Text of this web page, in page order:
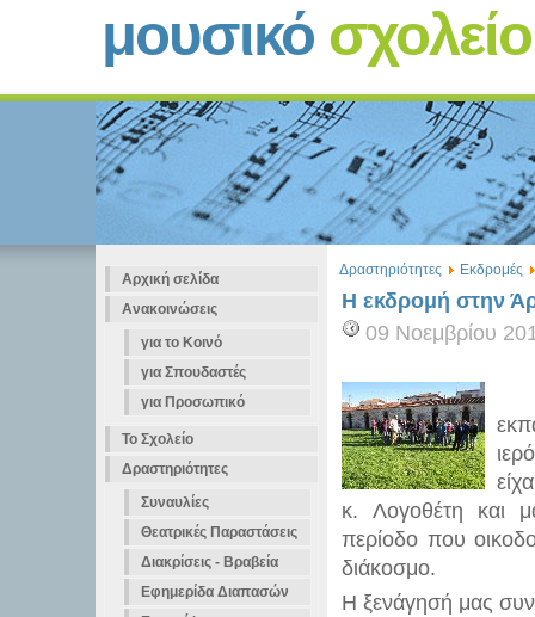
μουσικό
Αρχική σελίδα
Ανακοινώσεις
για το Κοινό
για Σπουδαστές
για Προσωπικό
Το Σχολείο
Δραστηριότητες
Συναυλίες
Θεατρικές Παραστάσεις
Διακρίσεις - Βραβεία
Εφημερίδα Διαπασών
Δραστηριότητες Εκδρομές
Η εκδρομή στην
09 Νοεμβρίου
κ. Λογοθέτη και
περίοδο που
διάκοσμο.
Η ξενάγησή μας